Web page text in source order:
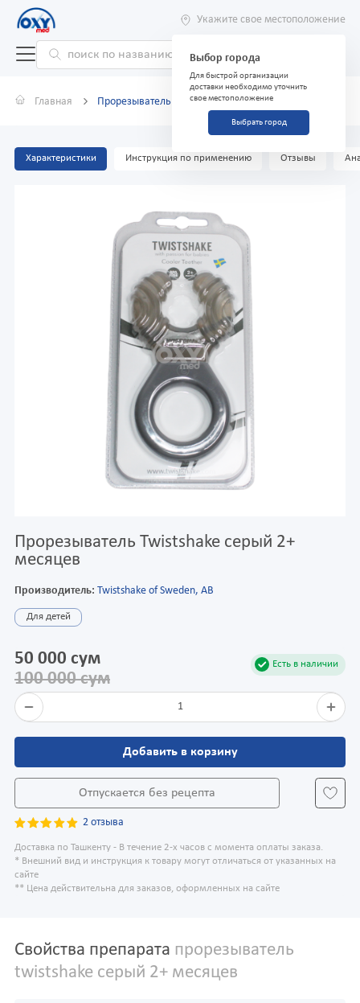
Укажите свое местоположение
Выбор города
Для быстрой организации
доставки необходимо уточнить
свое местоположение
Выбрать город
Главная Прорезыватель Twistshake серый 2+ месяцев
Характеристики Инструкция по применению Отзывы
Прорезыватель Twistshake серый 2+
месяцев
Производитель: Twistshake of Sweden, AB
Для детей
Есть в наличии
50 000 сум
100 000 сум
1
Добавить в корзину
Отпускается без рецепта
2 отзыва
Доставка по Ташкенту - В течение 2-х часов с момента оплаты заказа.
* Внешний вид и инструкция к товару могут отличаться от указанных на
сайте
** Цена действительна для заказов, оформленных на сайте
Свойства препарата прорезыватель
twistshake серый 2+ месяцев